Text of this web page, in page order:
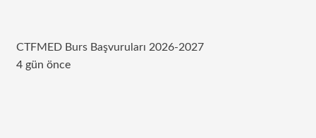
CTFMED Burs Başvuruları 2026-2027
4 gün önce